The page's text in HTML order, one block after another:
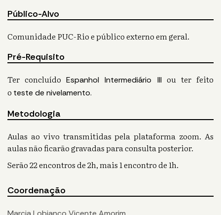
Público-Alvo
Comunidade PUC-Rio e público externo em geral.
Pré-Requisito
Ter concluídoEspanhol Intermediário III ou ter feito
o teste de nivelamento.
Metodologia
Aulas ao vivo transmitidas pela plataforma zoom. As
aulas não ficarão gravadas para consulta posterior.
Serão 22 encontros de 2h, mais 1 encontro de 1h.
Coordenação